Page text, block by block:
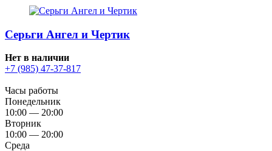
Серьги Ангел и Чертик
Нет в наличии
+7 (985) 47-37-817
Часы работы
Понедельник
10:00 — 20:00
Вторник
10:00 — 20:00
Среда